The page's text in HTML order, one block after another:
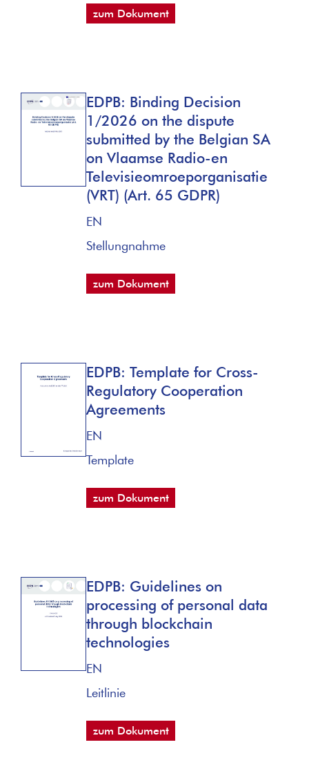
zum Dokument
EDPB: Binding Decision
1/2026 on the dispute
submitted by the Belgian SA
on Vlaamse Radio-en
Televisieomroeporganisatie
(VRT) (Art. 65 GDPR)
EN
Stellungnahme
zum Dokument
EDPB: Template for Cross-
Regulatory Cooperation
Agreements
EN
Template
zum Dokument
EDPB: Guidelines on
processing of personal data
through blockchain
technologies
EN
Leitlinie
zum Dokument